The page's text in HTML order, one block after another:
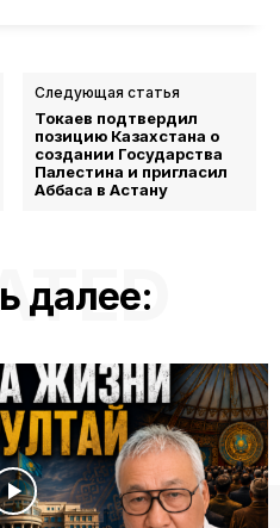
Следующая статья
Токаев подтвердил
позицию Казахстана о
создании Государства
Палестина и пригласил
Аббаса в Астану
далее: